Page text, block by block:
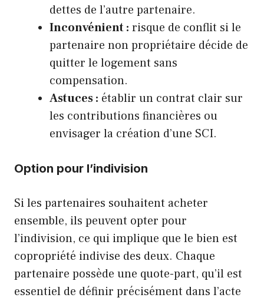
dettes de l’autre partenaire.
Inconvénient : risque de conflit si le
partenaire non propriétaire décide de
quitter le logement sans
compensation.
Astuces : établir un contrat clair sur
les contributions financières ou
envisager la création d’une SCI.
Option pour l’indivision
Si les partenaires souhaitent acheter
ensemble, ils peuvent opter pour
l’indivision, ce qui implique que le bien est
copropriété indivise des deux. Chaque
partenaire possède une quote-part, qu’il est
essentiel de définir précisément dans l’acte